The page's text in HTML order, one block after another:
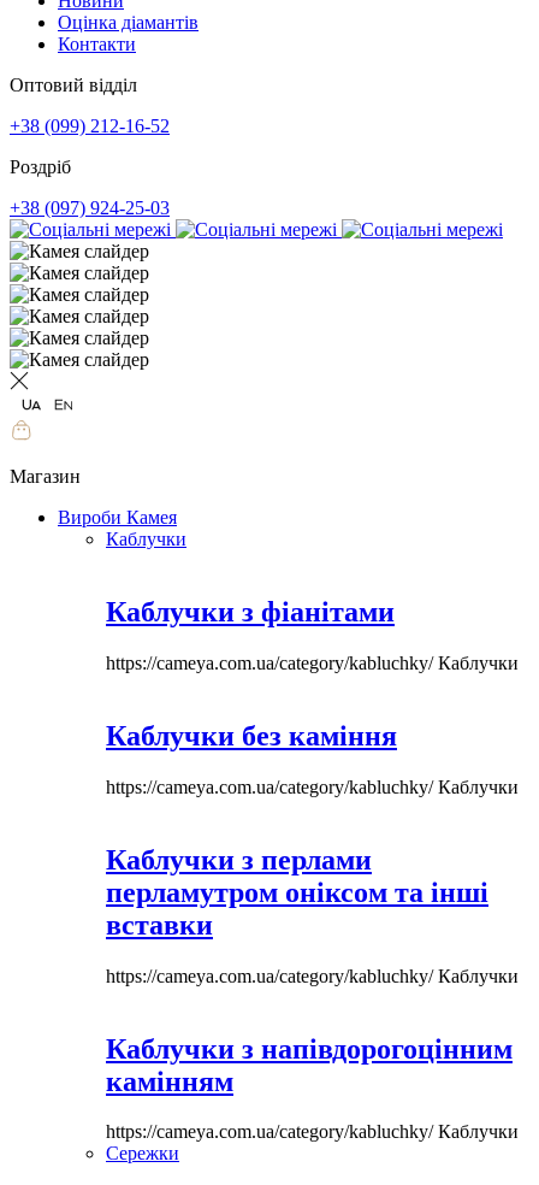
Оцінка діамантів
Контакти
Оптовий відділ
+38 (099) 212-16-52
Роздріб
+38 (097) 924-25-03
Магазин
Вироби Камея
Каблучки
Каблучки з фіанітами
https://cameya.com.ua/category/kabluchky/Каблучки
Каблучки без каміння
https://cameya.com.ua/category/kabluchky/Каблучки
Каблучки з перлами
перламутром оніксом та інші
вставки
https://cameya.com.ua/category/kabluchky/Каблучки
Каблучки з напівдорогоцінним
камінням
https://cameya.com.ua/category/kabluchky/Каблучки
Сережки